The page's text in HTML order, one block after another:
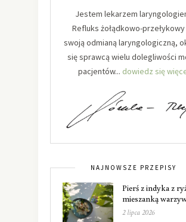
Jestem lekarzem
Refluks żołądkowo-
swoją odmianą laryngologiczną,
się sprawcą wielu dolegliwości
pacjentów... dowiedz się
NAJNOWSZE PRZEPISY
Pierś z indyka z
mieszanką
2 lipca 2026